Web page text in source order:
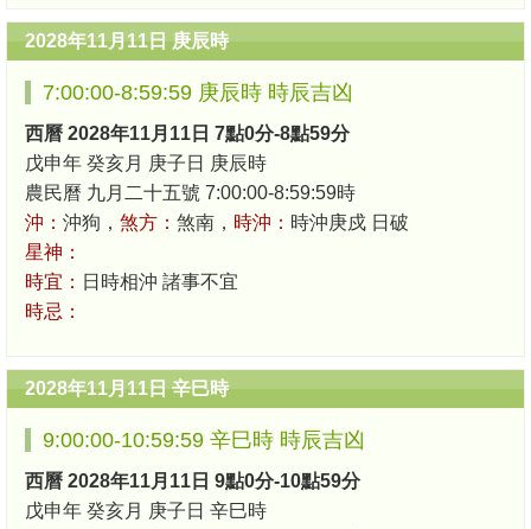
2028年11月11日 庚辰時
7:00:00-8:59:59 庚辰時 時辰吉凶
西曆 2028年11月11日 7點0分-8點59分
戊申年 癸亥月 庚子日 庚辰時
農民曆 九月二十五號 7:00:00-8:59:59時
沖： 沖狗， 煞方： 煞南， 時沖： 時沖庚戍 日破
星神：
時宜： 日時相沖 諸事不宜
時忌：
2028年11月11日 辛巳時
9:00:00-10:59:59 辛巳時 時辰吉凶
西曆 2028年11月11日 9點0分-10點59分
戊申年 癸亥月 庚子日 辛巳時